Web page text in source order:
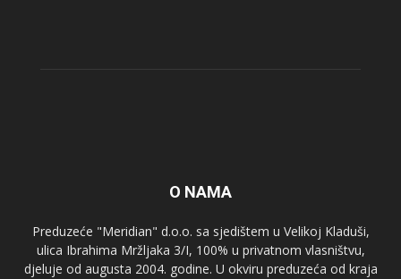
O NAMA
Preduzeće "Meridian" d.o.o. sa sjedištem u Velikoj Kladuši,
ulica Ibrahima Mržljaka 3/I, 100% u privatnom vlasništvu,
djeluje od augusta 2004. godine. U okviru preduzeća od kraja